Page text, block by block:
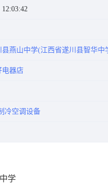
12:03:42
县燕山中学(江西省遂川县智华中
电器店
冷空调设备
学